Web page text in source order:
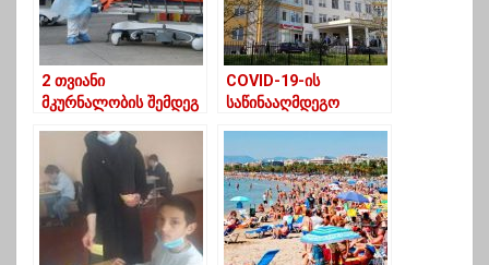
2 თვიანი
მკურნალობის შემდეგ
კორონავირუსით 2
ექიმი გარდაიცვალა
COVID-19-ის
საწინააღმდეგო
მარტიდან დაიწყება